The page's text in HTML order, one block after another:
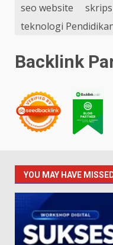
seo website
teknologi
Backlink
YOU MAY HAVE